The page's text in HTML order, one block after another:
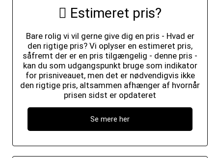
Estimeret pris?
Bare rolig vi vil gerne give dig en pris - Hvad er
den rigtige pris? Vi oplyser en estimeret pris,
såfremt der er en pris tilgængelig - denne pris -
kan du som udgangspunkt bruge som indikator
for prisniveauet, men det er nødvendigvis ikke
den rigtige pris, altsammen afhænger af hvornår
prisen sidst er opdateret
Se mere her